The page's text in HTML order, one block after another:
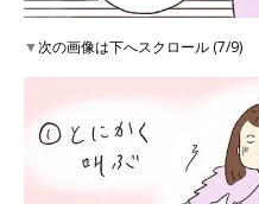
▼次の画像は下へスクロール (7/9)